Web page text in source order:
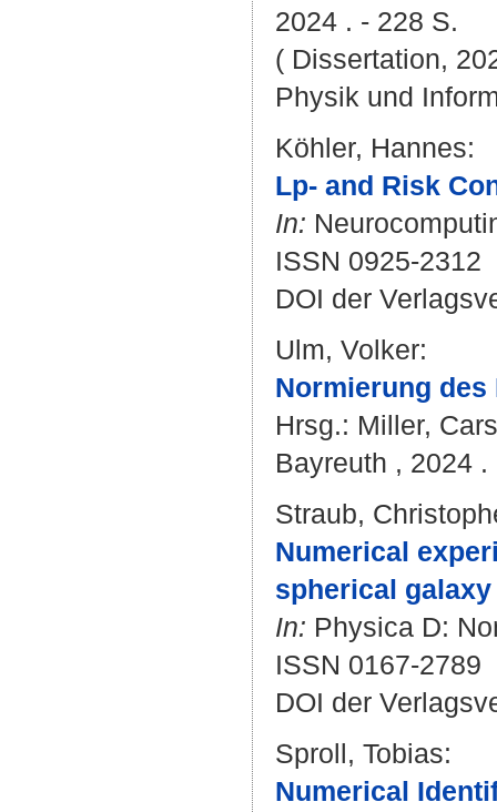
2024 . - 228 S.
( Dissertation,
Physik und
Köhler, Hannes:
Lp- and Risk
In:
ISSN 0925-2312
DOI der
Ulm, Volker:
Normierung des
Hrsg.: Miller,
Bayreuth , 2024
Straub,
Numerical
spherical
In: Physica D:
ISSN 0167-2789
DOI der
Sproll, Tobias:
Numerical